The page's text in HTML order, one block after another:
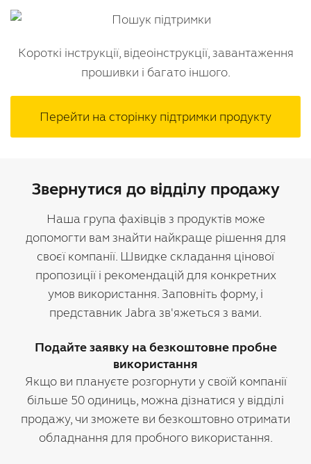
Короткі інструкції, відеоінструкції, завантаження
прошивки і багато іншого.
Перейти на сторінку підтримки продукту
Звернутися до відділу продажу
Наша група фахівців з продуктів може
допомогти вам знайти найкраще рішення для
своєї компанії. Швидке складання цінової
пропозиції і рекомендацій для конкретних
умов використання. Заповніть форму, і
представник Jabra зв'яжеться з вами.
Подайте заявку на безкоштовне пробне
використання
Якщо ви плануєте розгорнути у своїй компанії
більше 50 одиниць, можна дізнатися у відділі
продажу, чи зможете ви безкоштовно отримати
обладнання для пробного використання.